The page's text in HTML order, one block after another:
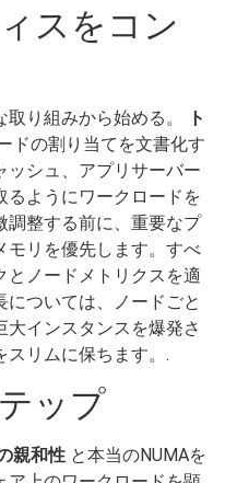
スをコン
り組みから始める。
ト
ドの割り当てを文書化す
ッシュ、アプリサーバー
るようにワークロードを
調整する前に、重要なプ
モリを優先します。すべ
とノードメトリクスを適
ついては、ノードごと
インスタンスを爆発さ
リムに保ちます。.
ップ
親和性 と本当のNUMAを